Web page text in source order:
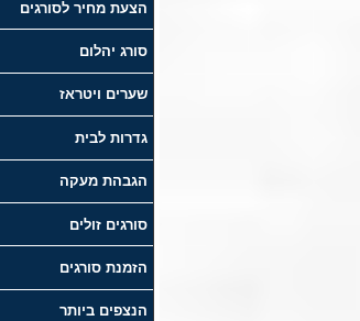
הצעת מחיר לסורגים
סורג יהלום
שערים ויטראז
גדרות לבית
הגבהת מעקה
סורגים זולים
הזמנת סורגים
הנצפים ביותר